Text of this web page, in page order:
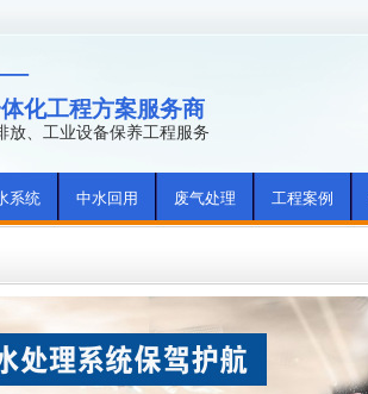
化工程方案服务商
放、工业设备保养工程服务
系统 中水回用 废气处理 工程案例